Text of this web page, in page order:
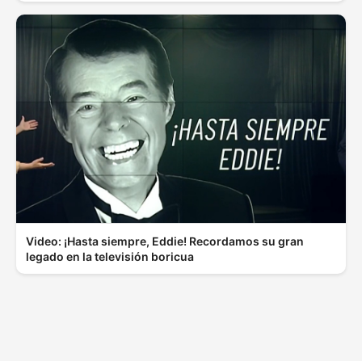
Video: ¡Hasta siempre, Eddie! Recordamos su gran
legado en la televisión boricua